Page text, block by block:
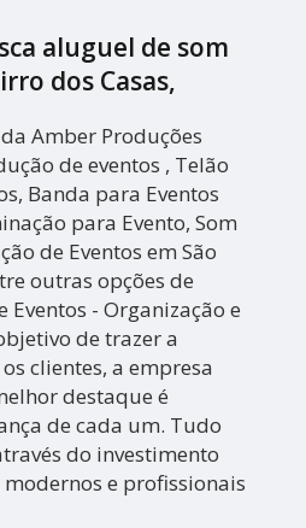
aluguel de som
dos Casas,
Amber Produções
de eventos , Telão
Banda para Eventos
para Evento, Som
de Eventos em São
outras opções de
Eventos - Organização e
de trazer a
clientes, a empresa
destaque é
de cada um. Tudo
do investimento
e profissionais